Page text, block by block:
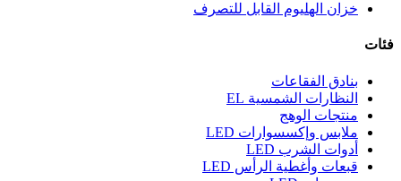
خزان الهليوم القابل للتصرف
فئات
بنادق الفقاعات
النظارات الشمسية EL
منتجات الوهج
ملابس وإكسسوارات LED
أدوات الشرب LED
قبعات وأغطية الرأس LED